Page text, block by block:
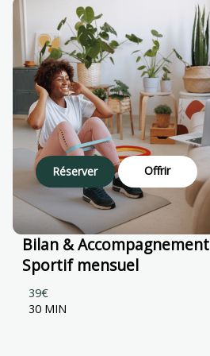
Réserver Offrir
Bilan & Accompagnement
Sportif mensuel
39€
30 MIN